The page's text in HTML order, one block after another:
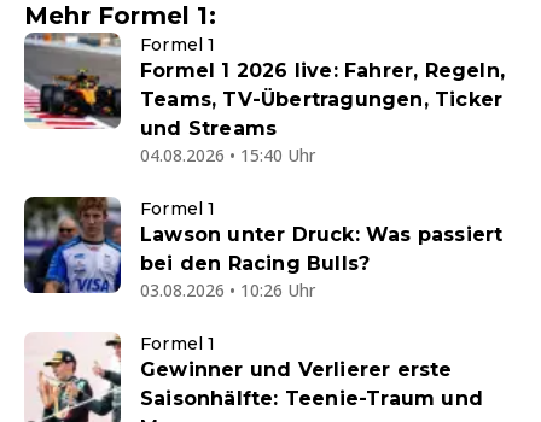
Mehr Formel 1:
Formel 1
Formel 1 2026 live: Fahrer, Regeln,
Teams, TV-Übertragungen, Ticker
und Streams
04.08.2026 • 15:40 Uhr
Formel 1
Lawson unter Druck: Was passiert
bei den Racing Bulls?
03.08.2026 • 10:26 Uhr
Formel 1
Gewinner und Verlierer erste
Saisonhälfte: Teenie-Traum und